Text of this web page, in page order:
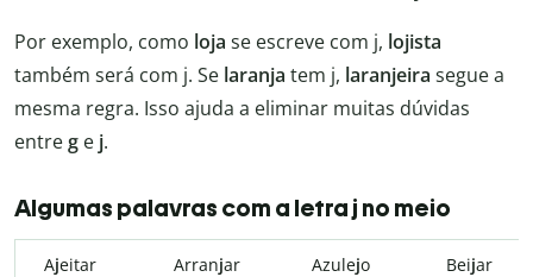
Por exemplo, como loja se escreve com j, lojista
também será com j. Se laranja tem j, laranjeira segue a
mesma regra. Isso ajuda a eliminar muitas dúvidas
entreg e j.
Algumas palavras com a letra j no meio
Ajeitar Arranjar Azulejo Beijar